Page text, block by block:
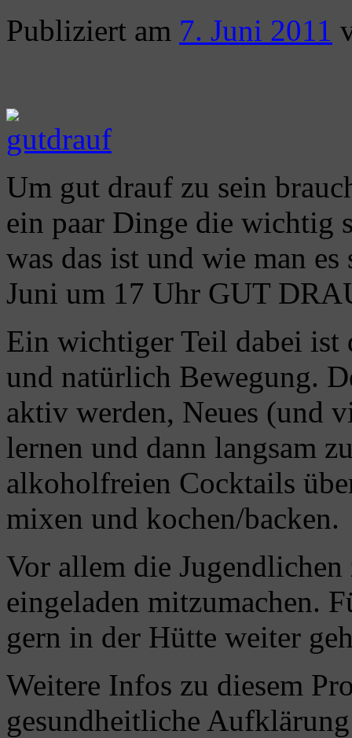
Publiziert am 7. Juni 2011
Um gut drauf zu sein
ein paar Dinge die wichtig
was das ist und wie man
Juni um 17 Uhr GUT
Ein wichtiger Teil dabei ist
und natürlich Bewegung.
aktiv werden, Neues (und
lernen und dann langsam
alkoholfreien Cocktails
mixen und kochen/backen.
Vor allem die
eingeladen mitzumachen.
gern in der Hütte weiter
Weitere Infos zu diesem
gesundheitliche